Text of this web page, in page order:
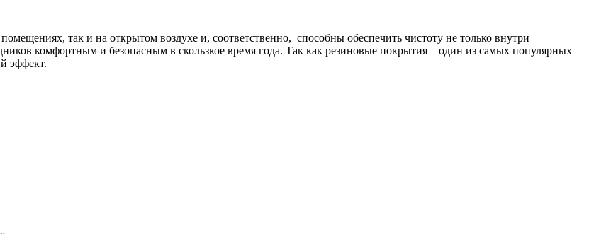
так и на открытом воздухе и, соответственно, способны обеспечить чистоту не только внутри
комфортным и безопасным в скользкое время года. Так как резиновые покрытия – один из самых популярных
эффект.